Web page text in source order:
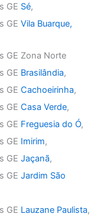
GE Sé,
GEVila Buarque,
GE Zona Norte
GE Brasilândia,
GECachoeirinha,
GECasa Verde,
GE Freguesia do Ó,
GE Imirim,
GEJaçanã,
GEJardim São
GE Lauzane Paulista,